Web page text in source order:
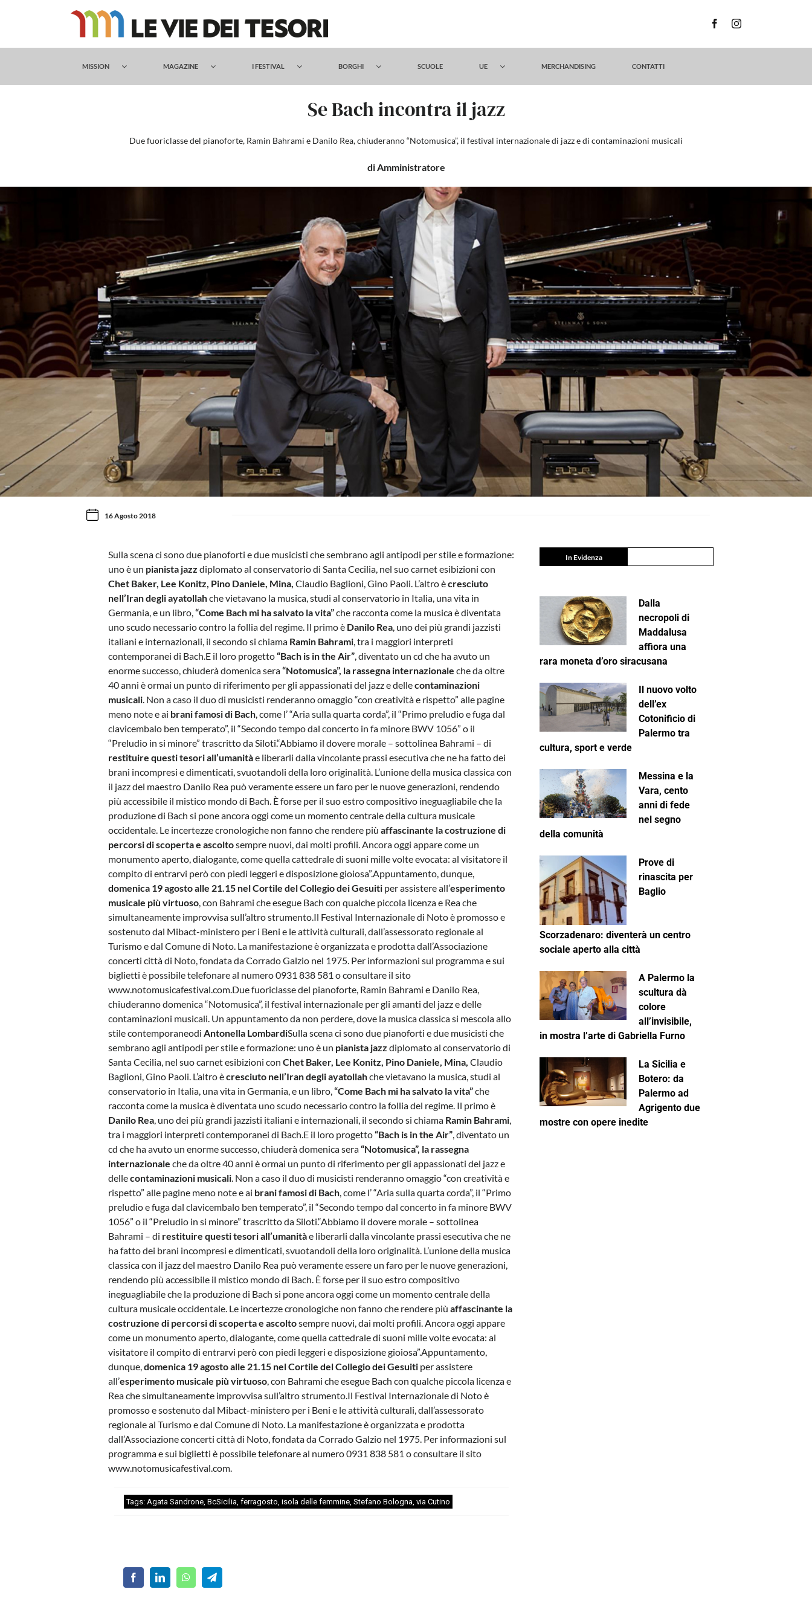
MISSION MAGAZINE I FESTIVAL BORGHI SCUOLE UE MERCHANDISING CONTATTI
Se Bach incontra il jazz
Due fuoriclasse del pianoforte, Ramin Bahrami e Danilo Rea, chiuderanno “Notomusica”, il festival internazionale di jazz e di contaminazioni musicali
di Amministratore
16 Agosto 2018
Sulla scena ci sono due pianoforti e due musicisti che sembrano agli antipodi per stile e formazione:
uno è un pianista jazzdiplomato al conservatorio di Santa Cecilia, nel suo carnet esibizioni con
Chet Baker, Lee Konitz, Pino Daniele, Mina, Claudio Baglioni, Gino Paoli. L’altro ècresciuto
nell’Iran degli ayatollahche vietavano la musica, studi al conservatorio in Italia, una vita in
Germania, e un libro,“Come Bach mi ha salvato la vita”che racconta come la musica è diventata
uno scudo necessario contro la follia del regime. Il primo è Danilo Rea , uno dei più grandi jazzisti
italiani e internazionali, il secondo si chiama Ramin Bahrami , tra i maggiori interpreti
contemporanei di Bach.E il loro progetto“Bach is in the Air” , diventato un cd che ha avuto un
enorme successo, chiuderà domenica sera“Notomusica”, la rassegna internazionaleche da oltre
40 anni è ormai un punto di riferimento per gli appassionati del jazz e dellecontaminazioni
musicali . Non a caso il duo di musicisti renderanno omaggio “con creatività e rispetto” alle pagine
meno note e ai brani famosi di Bach , come l’ “Aria sulla quarta corda”, il “Primo preludio e fuga dal
clavicembalo ben temperato”, il “Secondo tempo dal concerto in fa minore BWV 1056” o il
“Preludio in si minore” trascritto da Siloti.“Abbiamo il dovere morale – sottolinea Bahrami – di
restituire questi tesori all’umanitàe liberarli dalla vincolante prassi esecutiva che ne ha fatto dei
brani incompresi e dimenticati, svuotandoli della loro originalità. L’unione della musica classica con
il jazz del maestro Danilo Rea può veramente essere un faro per le nuove generazioni, rendendo
più accessibile il mistico mondo di Bach. È forse per il suo estro compositivo ineguagliabile che la
produzione di Bach si pone ancora oggi come un momento centrale della cultura musicale
occidentale. Le incertezze cronologiche non fanno che rendere piùaffascinante la costruzione di
percorsi di scoperta e ascoltosempre nuovi, dai molti profili. Ancora oggi appare come un
monumento aperto, dialogante, come quella cattedrale di suoni mille volte evocata: al visitatore il
compito di entrarvi però con piedi leggeri e disposizione gioiosa”.Appuntamento, dunque,
domenica 19 agosto alle 21.15 nel Cortile del Collegio dei Gesuiti per assistere all’esperimento
musicale più virtuoso , con Bahrami che esegue Bach con qualche piccola licenza e Rea che
simultaneamente improvvisa sull’altro strumento.Il Festival Internazionale di Noto è promosso e
sostenuto dal Mibact-ministero per i Beni e le attività culturali, dall’assessorato regionale al
Turismo e dal Comune di Noto. La manifestazione è organizzata e prodotta dall’Associazione
concerti città di Noto, fondata da Corrado Galzio nel 1975. Per informazioni sul programma e sui
biglietti è possibile telefonare al numero 0931 838 581 o consultare il sito
www.notomusicafestival.com.Due fuoriclasse del pianoforte, Ramin Bahrami e Danilo Rea,
chiuderanno domenica “Notomusica”, il festival internazionale per gli amanti del jazz e delle
contaminazioni musicali. Un appuntamento da non perdere, dove la musica classica si mescola allo
stile contemporaneodi Antonella LombardiSulla scena ci sono due pianoforti e due musicisti che
sembrano agli antipodi per stile e formazione: uno è un pianista jazzdiplomato al conservatorio di
Santa Cecilia, nel suo carnet esibizioni con Chet Baker, Lee Konitz, Pino Daniele, Mina, Claudio
Baglioni, Gino Paoli. L’altro ècresciuto nell’Iran degli ayatollahche vietavano la musica, studi al
conservatorio in Italia, una vita in Germania, e un libro,“Come Bach mi ha salvato la vita”che
racconta come la musica è diventata uno scudo necessario contro la follia del regime. Il primo è
Danilo Rea , uno dei più grandi jazzisti italiani e internazionali, il secondo si chiama Ramin Bahrami
tra i maggiori interpreti contemporanei di Bach.E il loro progetto“Bach is in the Air” , diventato un
cd che ha avuto un enorme successo, chiuderà domenica sera“Notomusica”, la rassegna
internazionaleche da oltre 40 anni è ormai un punto di riferimento per gli appassionati del jazz e
dellecontaminazioni musicali . Non a caso il duo di musicisti renderanno omaggio “con creatività e
rispetto” alle pagine meno note e ai brani famosi di Bach , come l’ “Aria sulla quarta corda”, il “Primo
preludio e fuga dal clavicembalo ben temperato”, il “Secondo tempo dal concerto in fa minore BWV
1056” o il “Preludio in si minore” trascritto da Siloti.“Abbiamo il dovere morale – sottolinea
Bahrami – di restituire questi tesori all’umanitàe liberarli dalla vincolante prassi esecutiva che ne
ha fatto dei brani incompresi e dimenticati, svuotandoli della loro originalità. L’unione della musica
classica con il jazz del maestro Danilo Rea può veramente essere un faro per le nuove generazioni,
rendendo più accessibile il mistico mondo di Bach. È forse per il suo estro compositivo
ineguagliabile che la produzione di Bach si pone ancora oggi come un momento centrale della
cultura musicale occidentale. Le incertezze cronologiche non fanno che rendere piùaffascinante la
costruzione di percorsi di scoperta e ascoltosempre nuovi, dai molti profili. Ancora oggi appare
come un monumento aperto, dialogante, come quella cattedrale di suoni mille volte evocata: al
visitatore il compito di entrarvi però con piedi leggeri e disposizione gioiosa”.Appuntamento,
dunque,domenica 19 agosto alle 21.15 nel Cortile del Collegio dei Gesuiti per assistere
all’esperimento musicale più virtuoso , con Bahrami che esegue Bach con qualche piccola licenza e
Rea che simultaneamente improvvisa sull’altro strumento.Il Festival Internazionale di Noto è
promosso e sostenuto dal Mibact-ministero per i Beni e le attività culturali, dall’assessorato
regionale al Turismo e dal Comune di Noto. La manifestazione è organizzata e prodotta
dall’Associazione concerti città di Noto, fondata da Corrado Galzio nel 1975. Per informazioni sul
programma e sui biglietti è possibile telefonare al numero 0931 838 581 o consultare il sito
www.notomusicafestival.com.
Tags: Agata Sandrone ,BcSicilia ,ferragosto ,isola delle femmine ,Stefano Bologna ,via Cutino
In Evidenza
Dalla
necropoli di
Maddalusa
affiora una
rara moneta d’oro siracusana
Il nuovo volto
dell’ex
Cotonificio di
Palermo tra
cultura, sport e verde
Messina e la
Vara, cento
anni di fede
nel segno
della comunità
Prove di
rinascita per
Baglio
Scorzadenaro: diventerà un centro
sociale aperto alla città
A Palermo la
scultura dà
colore
all’invisibile,
in mostra l’arte di Gabriella Furno
La Sicilia e
Botero: da
Palermo ad
Agrigento due
mostre con opere inedite